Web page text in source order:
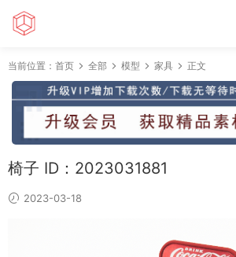
当前位置： 首页 全部 模型 家具 正文
椅子 ID：2023031881
2023-03-18